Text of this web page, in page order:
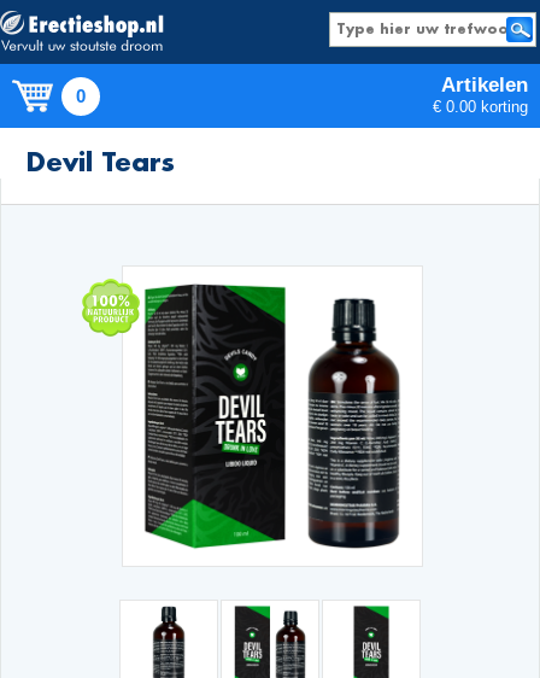
0 Artikelen
€ 0.00 korting
Devil Tears